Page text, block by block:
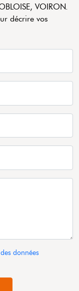
VOIRON.
décrire vos
données